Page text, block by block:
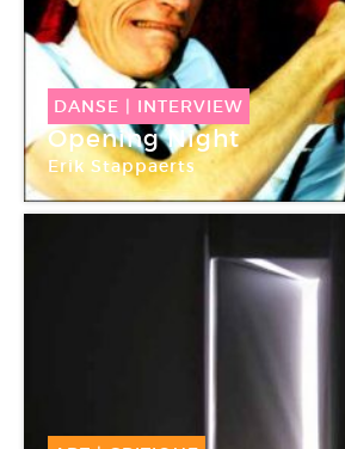
DANSE | INTERVIEW
Opening Night
Erik Stappaerts